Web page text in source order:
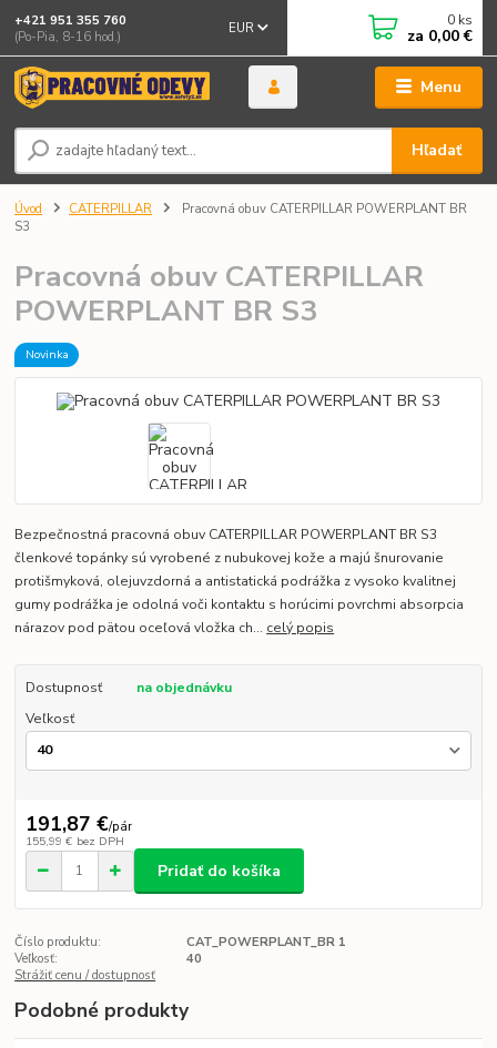
Menu
EUR
Hľadať
+421 951 355 760
(Po-Pia, 8-16 hod.)
0 ks
za 0,00 €
Úvod CATERPILLAR
Pracovná obuv CATERPILLAR POWERPLANT BR
S3
Pracovná obuv CATERPILLAR
POWERPLANT BR S3
Novinka
Bezpečnostná pracovná obuv CATERPILLAR POWERPLANT BR S3
členkové topánky sú vyrobené z nubukovej kože a majú šnurovanie
protišmyková, olejuvzdorná a antistatická podrážka z vysoko kvalitnej
gumy podrážka je odolná voči kontaktu s horúcimi povrchmi absorpcia
nárazov pod pätou oceľová vložka ch... celý popis
Dostupnosť
na objednávku
Veľkosť
191,87 €/pár
155,99 € bez DPH
Pridať do košíka
Číslo produktu:
CAT_POWERPLANT_BR 1
Veľkosť:
40
Strážiť cenu / dostupnosť
Podobné produkty